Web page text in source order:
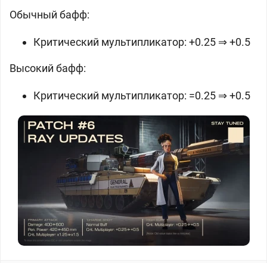
Обычный бафф:
Критический мультипликатор: +0.25 ⇒ +0.5
Высокий бафф:
Критический мультипликатор: =0.25 ⇒ +0.5